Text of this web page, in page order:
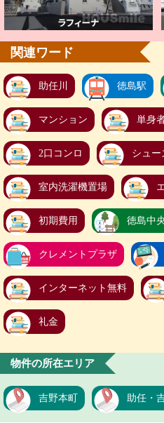
関連ワード
助任川 徳島駅
マンション 単身
2口コンロ シュー
室内洗濯機置場
初期費用 徳島中
クレメントプラザ
インターネット無料
礼金
物件の所在エリア
吉野本町 助任・